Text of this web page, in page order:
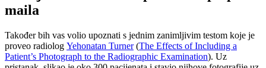
maila
Također bih vas volio upoznati s jednim zanimljivim testom koje je
proveo radiolog Yehonatan Turner(The Effects of Including a
Patient’s Photograph to the Radiographic Examination). Uz